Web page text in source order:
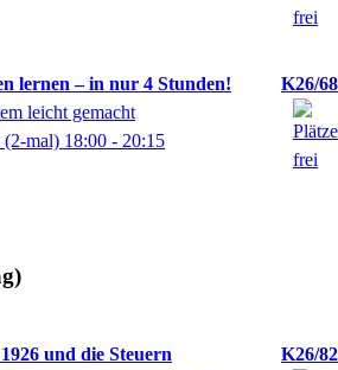
lernen – in nur 4 Stunden!
K26/68
leicht gemacht
(2-mal) 18:00 - 20:15
und die Steuern
K26/82